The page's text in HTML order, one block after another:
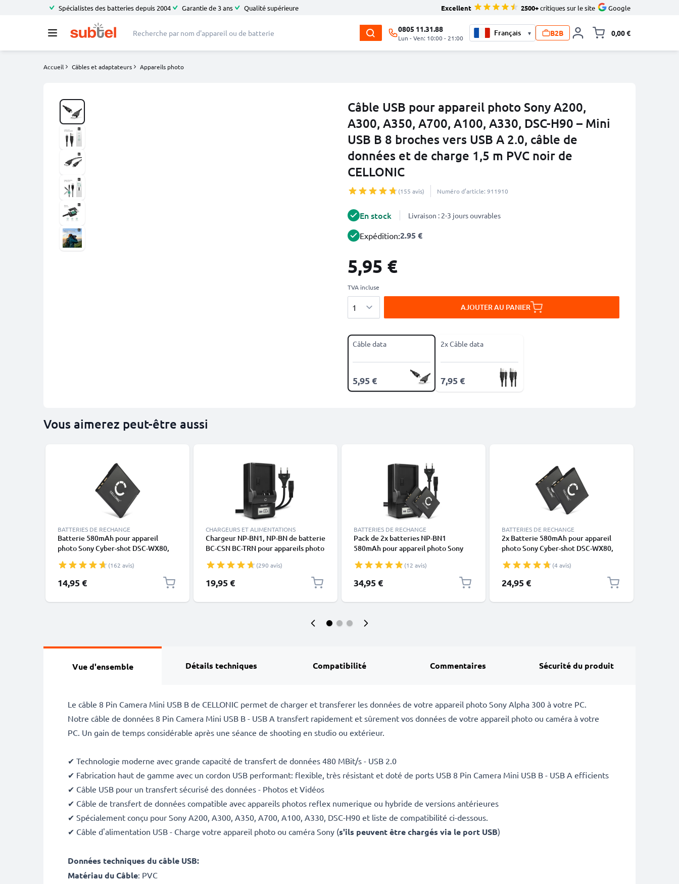
Spécialistes des batteries depuis 2004 Garantie de 3 ans Qualité supérieure Excellent 2500+critiques sur le site Google
0805 11.31.88
Lun - Ven: 10:00 - 21:00
▾ B2B 0,00 €
Accueil Câbles et adaptateurs Appareils photo
Câble USB pour appareil photo Sony A200,
A300, A350, A700, A100, A330, DSC-H90 – Mini
USB B 8 broches vers USB A 2.0, câble de
données et de charge 1,5 m PVC noir de
CELLONIC
(155 avis) Numéro d’article: 911910
En stock Livraison : 2-3 jours ouvrables
Expédition:2.95 €
5,95 €
TVA incluse
AJOUTER AU PANIER
Câble data
5,95 €
2x Câble data
7,95 €
Vous aimerez peut-être aussi
BATTERIES DE RECHANGE
Batterie 580mAh pour appareil
photo Sony Cyber-shot DSC-WX80,
Remplacement modèle NP-BN1, NP-
BN
(162 avis)
14,95 €
CHARGEURS ET ALIMENTATIONS
Chargeur NP-BN1, NP-BN de batterie
BC-CSN BC-TRN pour appareils photo
W570 W350 DSC-WX220 WX100
DSC-QX10 de CELLONIC
(290 avis)
19,95 €
BATTERIES DE RECHANGE
Pack de 2x batteries NP-BN1
580mAh pour appareil photo Sony
DSC-QX100 DSC-TX30 DSC-W830 -
Avec chargeur BC-CSN BC-TRN et
câble d'alimentation
(12 avis)
34,95 €
BATTERIES DE RECHANGE
2x Batterie 580mAh pour appareil
photo Sony Cyber-shot DSC-WX80,
Remplacement modèle NP-BN1, NP-
BN
(4 avis)
24,95 €
Vue d'ensemble Détails techniques Compatibilité Commentaires Sécurité du produit
Le câble 8 Pin Camera Mini USB B de CELLONIC permet de charger et transferer les données de votre appareil photo Sony Alpha 300 à votre PC.
Notre câble de données 8 Pin Camera Mini USB B - USB A transfert rapidement et sûrement vos données de votre appareil photo ou caméra à votre
PC. Un gain de temps considérable après une séance de shooting en studio ou extérieur.
✔ Technologie moderne avec grande capacité de transfert de données 480 MBit/s - USB 2.0
✔ Fabrication haut de gamme avec un cordon USB performant: flexible, très résistant et doté de ports USB 8 Pin Camera Mini USB B - USB A efficients
✔ Câble USB pour un transfert sécurisé des données - Photos et Vidéos
✔ Câble de transfert de données compatible avec appareils photos reflex numerique ou hybride de versions antérieures
✔ Spécialement conçu pour Sony A200, A300, A350, A700, A100, A330, DSC-H90 et liste de compatibilité ci-dessous.
✔ Câble d'alimentation USB - Charge votre appareil photo ou caméra Sony (s'ils peuvent être chargés via le port USB)
Données techniques du câble USB:
Matériau du Câble: PVC